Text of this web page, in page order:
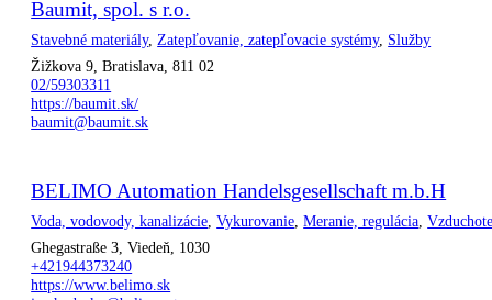
Baumit, spol. s r.o.
Stavebné materiály, Zatepľovanie, zatepľovacie systémy, Služby
Žižkova 9, Bratislava, 811 02
02/59303311
https://baumit.sk/
baumit@baumit.sk
BELIMO Automation Handelsgesellschaft m.b.H
Voda, vodovody, kanalizácie ,Vykurovanie ,Meranie, regulácia ,
Ghegastraße 3, Viedeň, 1030
+421944373240
https://www.belimo.sk